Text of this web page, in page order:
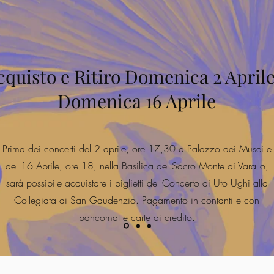
e Ritiro Domenica 2
Domenica 16 Aprile
Prima dei concerti del 2 aprile, ore 17,30 a Palazzo dei Musei e
del 16 Aprile, ore 18, nella Basilica del Sacro Monte di Varallo,
sarà possibile acquistare i biglietti del Concerto di Uto Ughi alla
Collegiata di San Gaudenzio. Pagamento in contanti e con
bancomat e carte di credito.